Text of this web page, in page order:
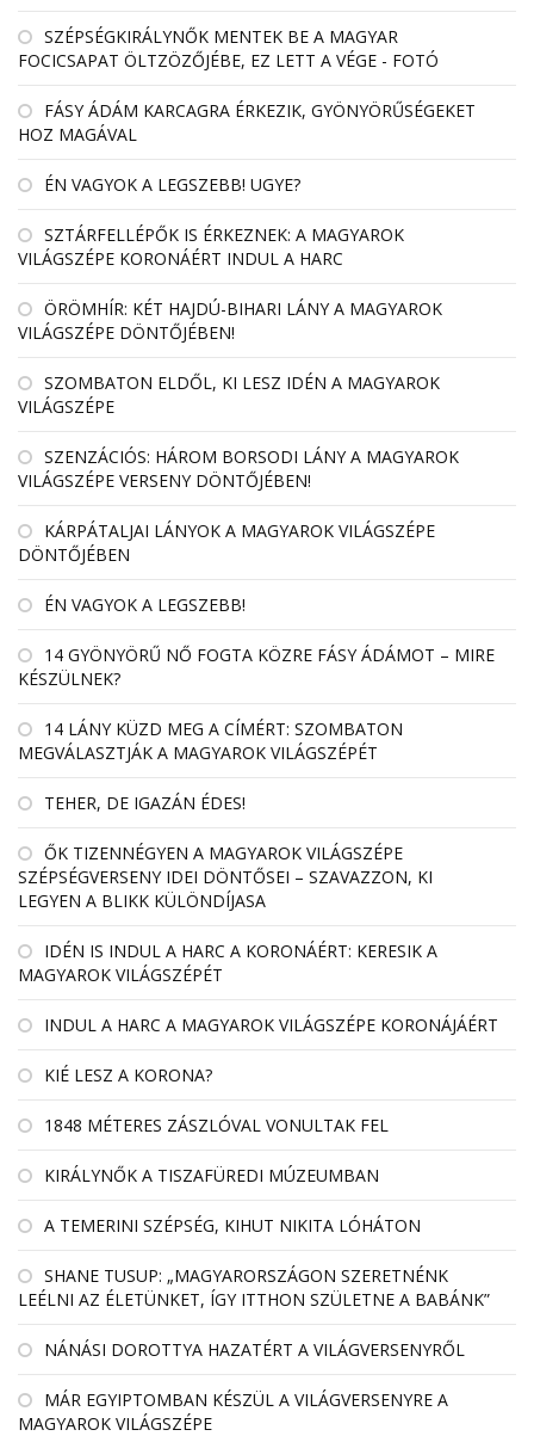
SZÉPSÉGKIRÁLYNŐK MENTEK BE A MAGYAR
FOCICSAPAT ÖLTZÖZŐJÉBE, EZ LETT A VÉGE - FOTÓ
FÁSY ÁDÁM KARCAGRA ÉRKEZIK, GYÖNYÖRŰSÉGEKET
HOZ MAGÁVAL
ÉN VAGYOK A LEGSZEBB! UGYE?
SZTÁRFELLÉPŐK IS ÉRKEZNEK: A MAGYAROK
VILÁGSZÉPE KORONÁÉRT INDUL A HARC
ÖRÖMHÍR: KÉT HAJDÚ-BIHARI LÁNY A MAGYAROK
VILÁGSZÉPE DÖNTŐJÉBEN!
SZOMBATON ELDŐL, KI LESZ IDÉN A MAGYAROK
VILÁGSZÉPE
SZENZÁCIÓS: HÁROM BORSODI LÁNY A MAGYAROK
VILÁGSZÉPE VERSENY DÖNTŐJÉBEN!
KÁRPÁTALJAI LÁNYOK A MAGYAROK VILÁGSZÉPE
DÖNTŐJÉBEN
ÉN VAGYOK A LEGSZEBB!
14 GYÖNYÖRŰ NŐ FOGTA KÖZRE FÁSY ÁDÁMOT – MIRE
KÉSZÜLNEK?
14 LÁNY KÜZD MEG A CÍMÉRT: SZOMBATON
MEGVÁLASZTJÁK A MAGYAROK VILÁGSZÉPÉT
TEHER, DE IGAZÁN ÉDES!
ŐK TIZENNÉGYEN A MAGYAROK VILÁGSZÉPE
SZÉPSÉGVERSENY IDEI DÖNTŐSEI – SZAVAZZON, KI
LEGYEN A BLIKK KÜLÖNDÍJASA
IDÉN IS INDUL A HARC A KORONÁÉRT: KERESIK A
MAGYAROK VILÁGSZÉPÉT
INDUL A HARC A MAGYAROK VILÁGSZÉPE KORONÁJÁÉRT
KIÉ LESZ A KORONA?
1848 MÉTERES ZÁSZLÓVAL VONULTAK FEL
KIRÁLYNŐK A TISZAFÜREDI MÚZEUMBAN
A TEMERINI SZÉPSÉG, KIHUT NIKITA LÓHÁTON
SHANE TUSUP: „MAGYARORSZÁGON SZERETNÉNK
LEÉLNI AZ ÉLETÜNKET, ÍGY ITTHON SZÜLETNE A BABÁNK”
NÁNÁSI DOROTTYA HAZATÉRT A VILÁGVERSENYRŐL
MÁR EGYIPTOMBAN KÉSZÜL A VILÁGVERSENYRE A
MAGYAROK VILÁGSZÉPE